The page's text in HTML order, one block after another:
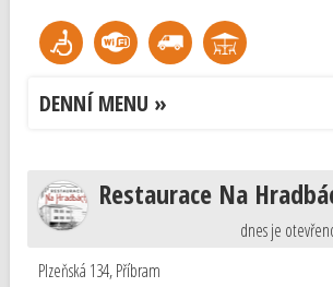
DENNÍ MENU »
Restaurace Na
dnes je
Plzeňská 134,Příbram